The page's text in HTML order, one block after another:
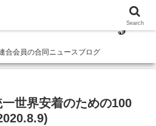
合会員の合同ニュースブログ
世界安着のための100
Search